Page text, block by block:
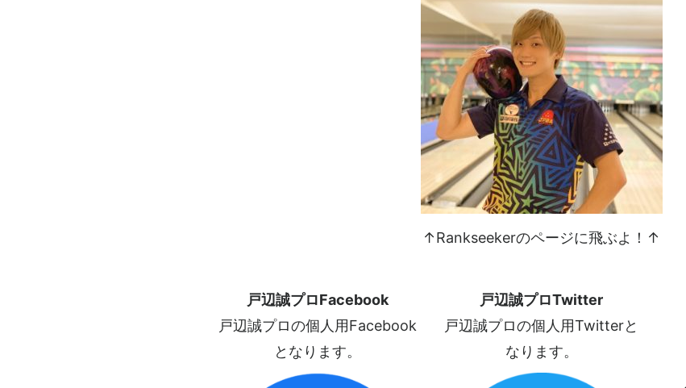
↑Rankseekerのページに飛ぶよ！↑
戸辺誠プロFacebook
戸辺誠プロの個人用Facebook
となります。
戸辺誠プロTwitter
戸辺誠プロの個人用Twitterと
なります。